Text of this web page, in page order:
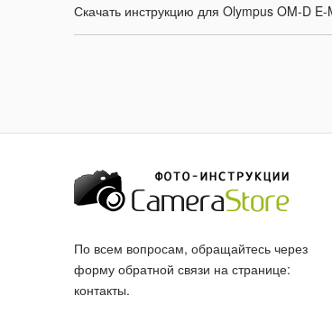
Скачать инструкцию для Olympus OM-D
По всем вопросам, обращайтесь через
форму обратной связи на странице:
контакты.